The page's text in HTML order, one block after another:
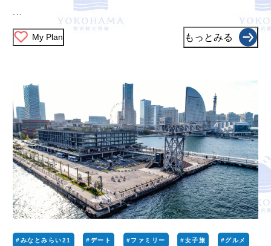
My Plan もっとみる
#みなとみらい21 #デート #ファミリー #女子旅 #グルメ